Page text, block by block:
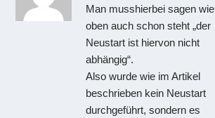
Man musshierbei sagen wie
oben auch schon steht „der
Neustart ist hiervon nicht
abhängig“.
Also wurde wie im Artikel
beschrieben kein Neustart
durchgeführt, sondern es